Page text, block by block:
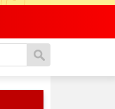
NƯỚC ĐỐI VỚI SỰ